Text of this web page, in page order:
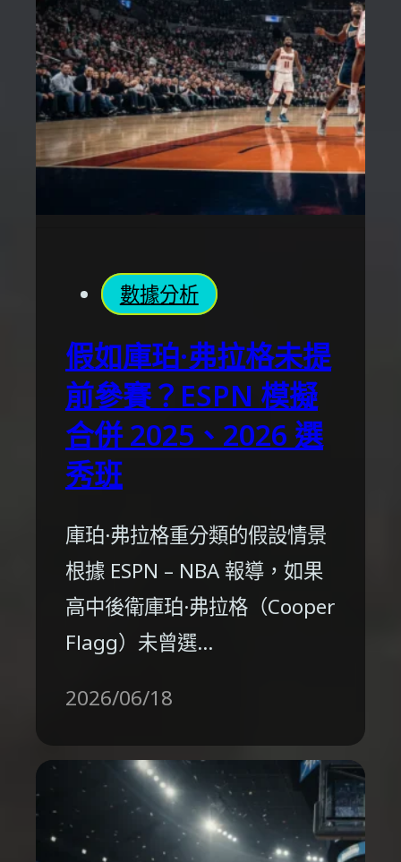
數據分析
假如庫珀·弗拉格未提
前參賽？ESPN 模擬
合併 2025、2026 選
秀班
庫珀·弗拉格重分類的假設情景
根據 ESPN – NBA 報導，如果
高中後衛庫珀·弗拉格（Cooper
Flagg）未曾選…
2026/06/18